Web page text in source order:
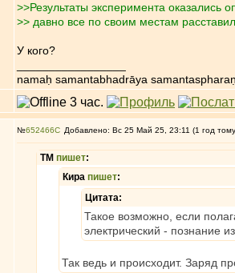
>>Результаты эксперимента оказались
>> давно все по своим местам
У кого?
namaḥ samantabhadrāya
№652466 Добавлено: Вс 25 Май 25, 23:11 (1 год
ТМ пишет:
Кира пишет:
Цитата:
Такое возможно, если
электрический - познание
Так ведь и происходит. Заряд